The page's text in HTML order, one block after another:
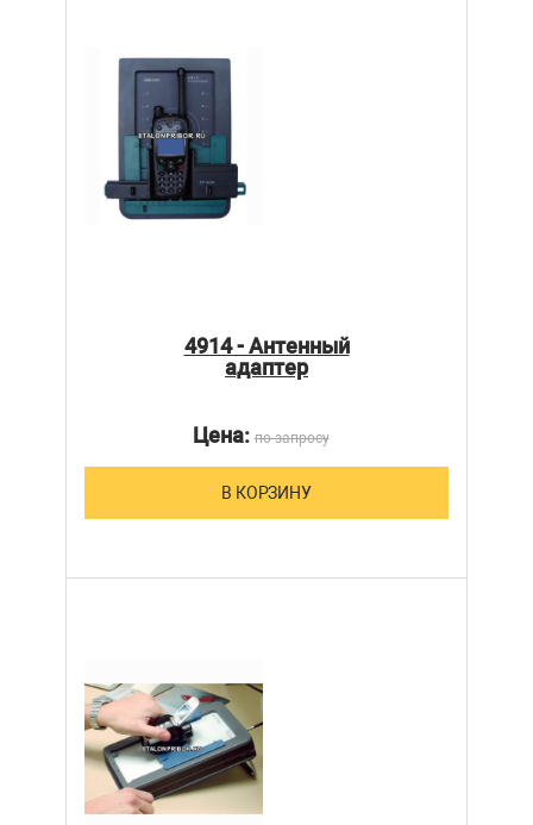
4914 - Антенный
адаптер
Цена:по запросу
В КОРЗИНУ